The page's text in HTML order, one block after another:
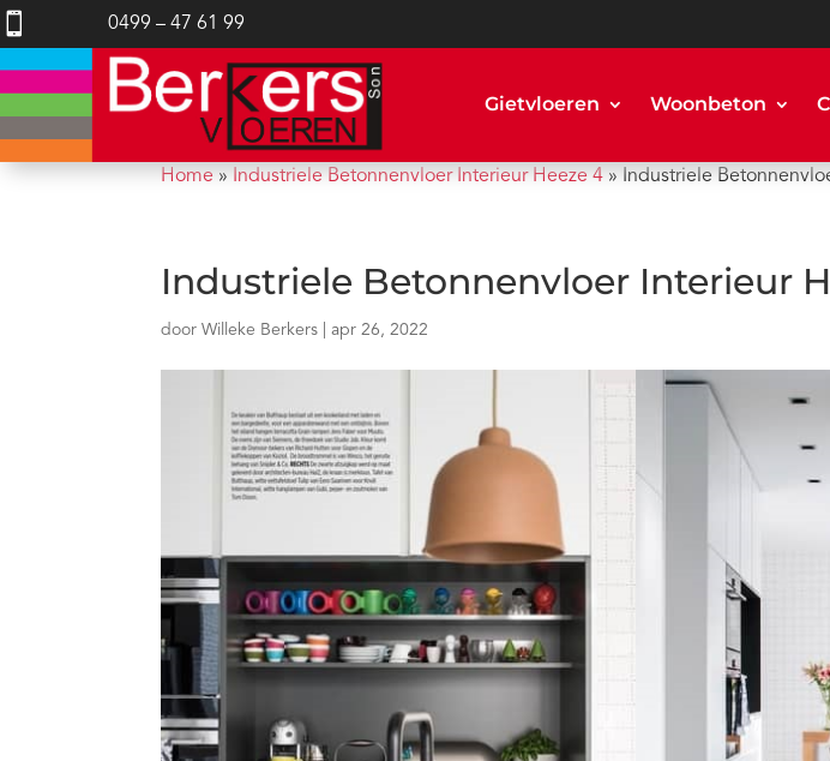
 0499 – 47 61 99
Gietvloeren Woonbeton
Home » Industriele Betonnenvloer Interieur Heeze 4 » Industriele
Industriele Betonnenvloer Interieur
doorWilleke Berkers |apr 26, 2022